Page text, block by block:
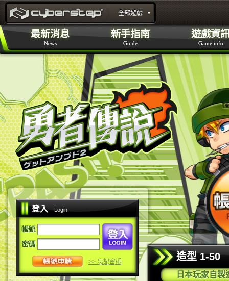
勇者傳說Online 官方網站 :
layout_portal_title
全部遊戲
最新消息
News
新手指南
Guide
遊戲資
Game info
官方新聞 開始遊戲
角色介紹
登入 Login
>> 忘記密碼 造型 1-50
日本玩家自製